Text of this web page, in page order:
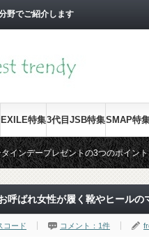
野でご紹介します
EXILE特集3代目JSB特集SMAP特
インデープレゼントの3つのポイント
呼ばれした時のNGドレス・OKドレ
卒業式・入学式の20代ママのファッ
呼ばれ女性が履く靴やヒールの
コード コメント：1件